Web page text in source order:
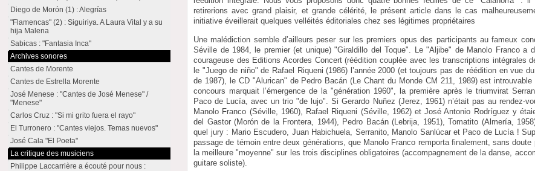
retirerions avec grand plaisir, et grande célérité, le présent article dans le cas
initiative éveillerait quelques velléités éditoriales chez ses légitimes propriétaires
Une malédiction semble d’ailleurs peser sur les premiers opus des participants au fameux
Séville de 1984, le premier (et unique) "Giraldillo del Toque". Le "Aljibe" de Manolo Franco a
courageuse des Editions Acordes Concert (réédition couplée avec les transcriptions intégrales
le "Juego de niño" de Rafael Riqueni (1986) l’année 2000 (et toujours pas de réédition en vue
de 1987), le CD "Alurican" de Pedro Bacán (Le Chant du Monde CM 211, 1989) est
concours marquait l’émergence de la "génération 1960", la première après le triumvirat
Paco de Lucía, avec un trio "de lujo". Si Gerardo Nuñez (Jerez, 1961) n’était pas au rendez-
Manolo Franco (Séville, 1960), Rafael Riqueni (Séville, 1962) et José Antonio Rodríguez y
del Gastor (Morón de la Frontera, 1944), Pedro Bacán (Lebrija, 1951), Tomatito (Almería,
quel jury : Mario Escudero, Juan Habichuela, Serranito, Manolo Sanlúcar et Paco de Lucía !
passage de témoin entre deux générations, que Manolo Franco remporta finalement, sans doute
la meilleure "moyenne" sur les trois disciplines obligatoires (accompagnement de la danse,
guitare soliste).
Diego de Morón (1) : Alegrías
"Flamencas" (2) : Siguiriya. A Laura Vital y a su
hija Malena
Sabicas : "Fantasia Inca"
Archives sonores
Cantes de Morente
Cantes de Estrella Morente
José Menese : "Cantes de José Menese" /
"Menese"
Carlos Cruz : "Si mi grito fuera el rayo"
El Turronero : "Cantes viejos. Temas nuevos"
José Cala "El Poeta"
La critique des musiciens
Philippe Laccarrière a écouté pour nous :